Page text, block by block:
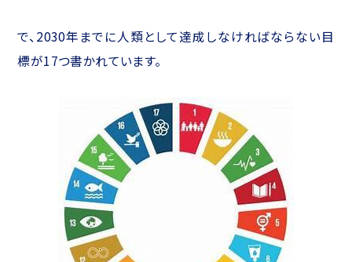
で、2030年までに人類として達成しなければならない目
標が17つ書かれています。